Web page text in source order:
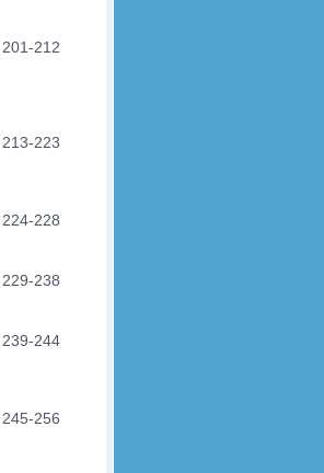
201-212
213-223
224-228
229-238
239-244
245-256